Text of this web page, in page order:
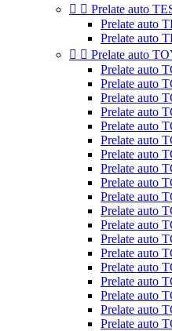
  Prelate auto
Prelate auto
Prelate auto
  Prelate auto
Prelate auto
Prelate auto
Prelate auto
Prelate auto
Prelate auto
Prelate auto
Prelate auto
Prelate auto
Prelate auto
Prelate auto
Prelate auto
Prelate auto
Prelate auto
Prelate auto
Prelate auto
Prelate auto
Prelate auto
Prelate auto
Prelate auto